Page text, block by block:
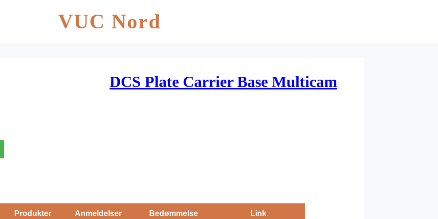
VUC Nord
DCS Plate Carrier Base Multicam
Produkter Anmeldelser Bedømmelse Link